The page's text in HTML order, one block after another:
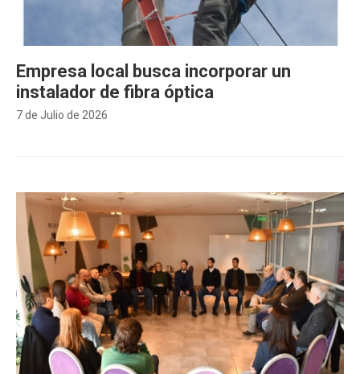
7 de Julio de 2026
Empresa local busca incorporar un
instalador de fibra óptica